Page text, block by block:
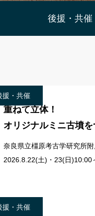
後援・共催
援・共催
重ねて立体！
オリジナルミニ古墳を
う！
奈良県立橿原考古学研究所
2026.8.22(土)・23(日)10:00
援・共催